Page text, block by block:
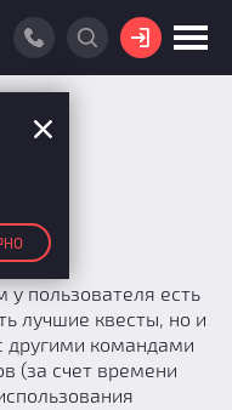
ВОЙТИ
и
пользователя есть
лучшие квесты, но и
другими командами
(за счет времени